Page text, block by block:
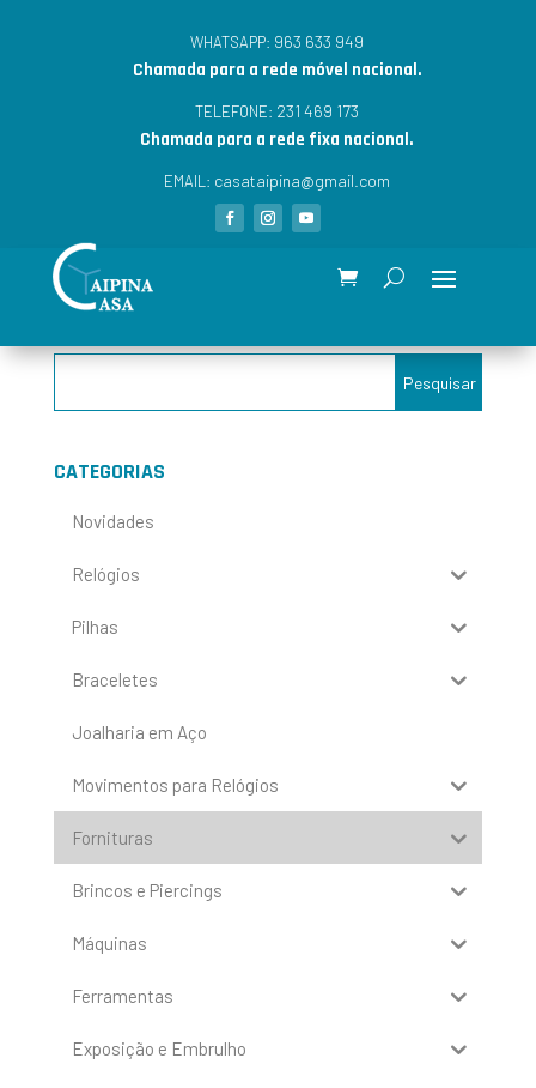
WHATSAPP: 963 633 949
Chamada para a rede móvel nacional.
TELEFONE: 231 469 173
Chamada para a rede fixa nacional.
EMAIL: casataipina@gmail.com
CATEGORIAS
Novidades
Relógios
Pilhas
Braceletes
Joalharia em Aço
Movimentos para Relógios
Fornituras
Brincos e Piercings
Máquinas
Ferramentas
Exposição e Embrulho